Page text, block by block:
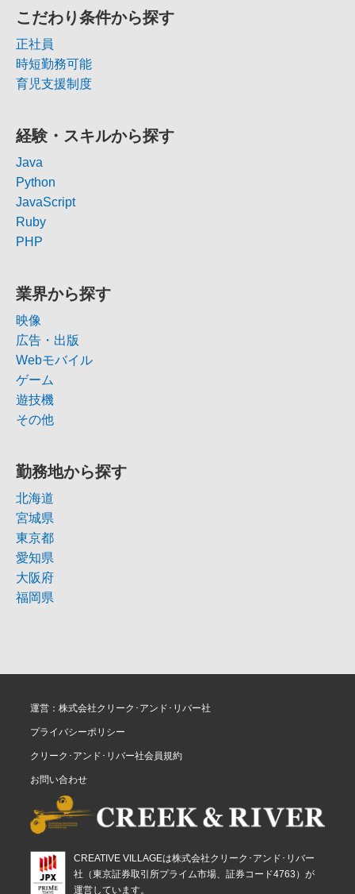
こだわり条件から探す
正社員
時短勤務可能
育児支援制度
経験・スキルから探す
Java
Python
JavaScript
Ruby
PHP
業界から探す
映像
広告・出版
Webモバイル
ゲーム
遊技機
その他
勤務地から探す
北海道
宮城県
東京都
愛知県
大阪府
福岡県
運営：株式会社クリーク･アンド･リバー社
プライバシーポリシー
クリーク･アンド･リバー社会員規約
お問い合わせ
CREATIVE VILLAGEは株式会社クリーク･アンド･リバー
社（東京証券取引所プライム市場、証券コード4763）が
運営しています。